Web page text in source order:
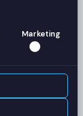
62%
Marketing